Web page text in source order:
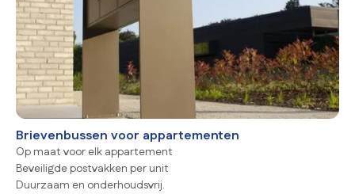
Brievenbussen voor appartementen
Op maat voor elk appartement
Beveiligde postvakken per unit
Duurzaam en onderhoudsvrij.